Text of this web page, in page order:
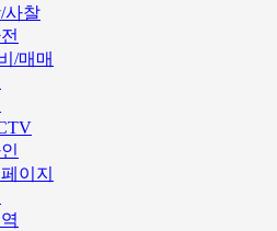
사찰
/매매
이지